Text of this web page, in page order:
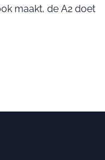
maakt, de A2 doet